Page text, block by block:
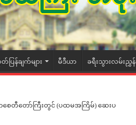
ြန်ချက်များ မီဒီယာ ခရီးသွားလမ်းညွှန်
ာစေတီတော်ကြီးတွင် (ပထမအကြိမ်) ဆေးပ